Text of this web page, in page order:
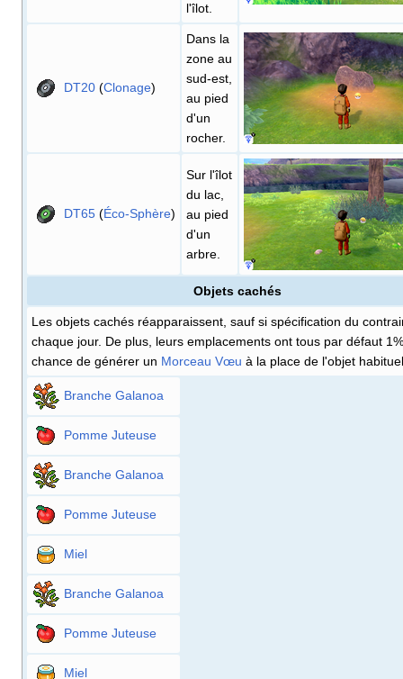
l'îlot.
DT20 (Clonage)
Dans la
zone au
sud-est,
au pied
d'un
rocher.
DT65 (Éco-Sphère)
Sur l'îlot
du lac,
au pied
d'un
arbre.
Objets cachés
Les objets cachés réapparaissent, sauf si spécification du
chaque jour. De plus, leurs emplacements ont tous par défaut
chance de générer un Morceau Vœu à la place de l'objet
Branche Galanoa
Pomme Juteuse
Branche Galanoa
Pomme Juteuse
Miel
Branche Galanoa
Pomme Juteuse
Miel